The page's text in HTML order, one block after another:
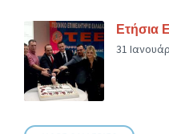
Ετήσια
31